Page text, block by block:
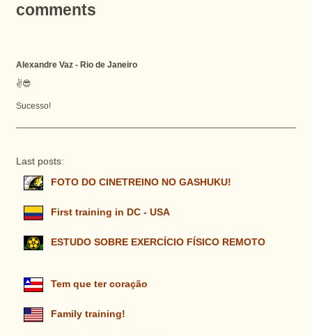
comments
Alexandre Vaz - Rio de Janeiro
✌😎
Sucesso!
Last posts:
FOTO DO CINETREINO NO GASHUKU!
First training in DC - USA
ESTUDO SOBRE EXERCÍCIO FÍSICO REMOTO
Tem que ter coração
Family training!